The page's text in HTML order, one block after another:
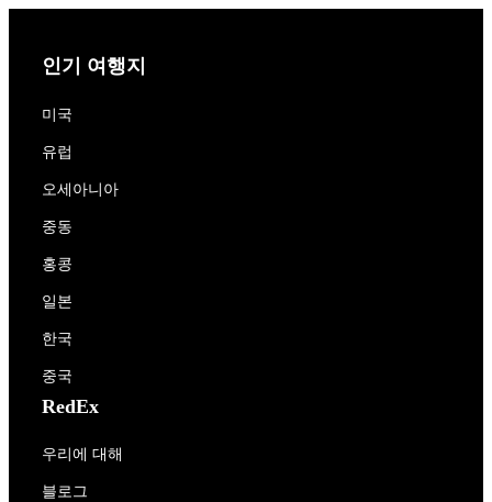
인기 여행지
미국
유럽
오세아니아
중동
홍콩
일본
한국
중국
RedEx
우리에 대해
블로그